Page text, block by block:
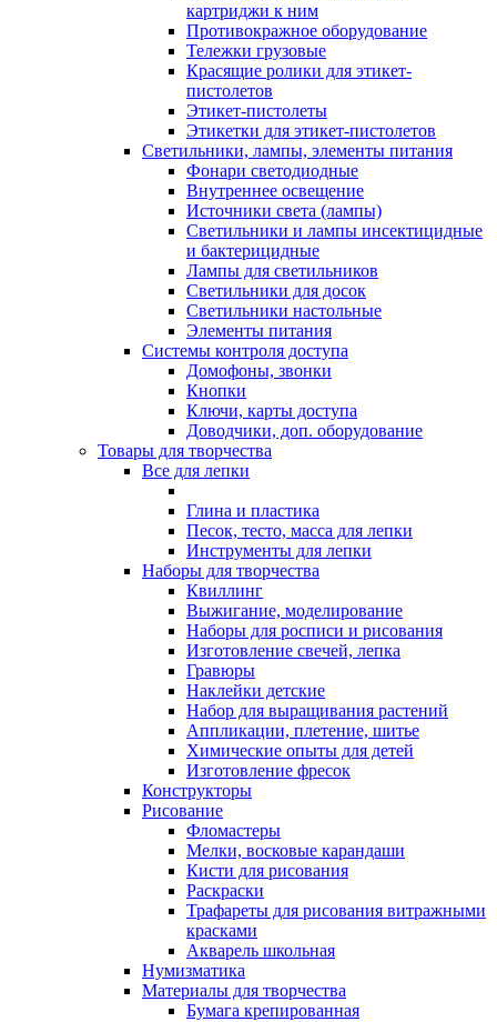
картриджи к ним
Противокражное оборудование
Тележки грузовые
Красящие ролики для этикет-
пистолетов
Этикет-пистолеты
Этикетки для этикет-пистолетов
Светильники, лампы, элементы питания
Фонари светодиодные
Внутреннее освещение
Источники света (лампы)
Светильники и лампы инсектицидные
и бактерицидные
Лампы для светильников
Светильники для досок
Светильники настольные
Элементы питания
Системы контроля доступа
Домофоны, звонки
Кнопки
Ключи, карты доступа
Доводчики, доп. оборудование
Товары для творчества
Все для лепки
Глина и пластика
Песок, тесто, масса для лепки
Инструменты для лепки
Наборы для творчества
Квиллинг
Выжигание, моделирование
Наборы для росписи и рисования
Изготовление свечей, лепка
Гравюры
Наклейки детские
Набор для выращивания растений
Аппликации, плетение, шитье
Химические опыты для детей
Изготовление фресок
Конструкторы
Рисование
Фломастеры
Мелки, восковые карандаши
Кисти для рисования
Раскраски
Трафареты для рисования витражными
красками
Акварель школьная
Нумизматика
Материалы для творчества
Бумага крепированная